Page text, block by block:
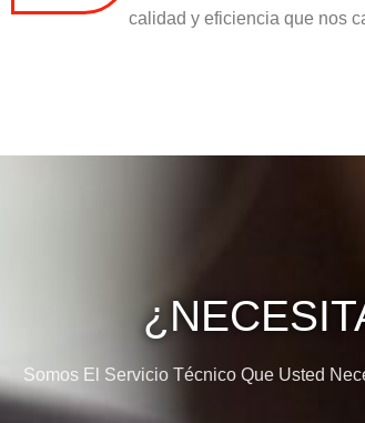
calidad y eficiencia que nos
Somos El Servicio Técnico Que Usted